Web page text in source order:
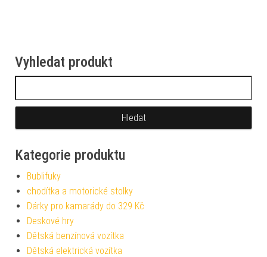
Vyhledat produkt
Kategorie produktu
Bublifuky
chodítka a motorické stolky
Dárky pro kamarády do 329 Kč
Deskové hry
Dětská benzínová vozítka
Dětská elektrická vozítka